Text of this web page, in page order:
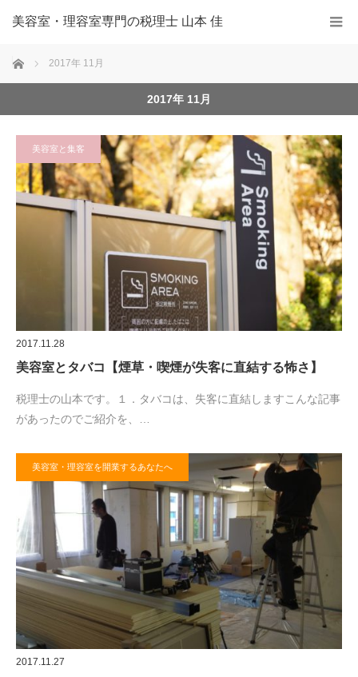
美容室・理容室専門の税理士 山本 佳
ホーム 2017年 11月
2017年 11月
美容室と集客
2017.11.28
美容室とタバコ【煙草・喫煙が失客に直結する怖さ】
税理士の山本です。１．タバコは、失客に直結しますこんな記事
があったのでご紹介を、…
美容室・理容室を開業するあなたへ
2017.11.27